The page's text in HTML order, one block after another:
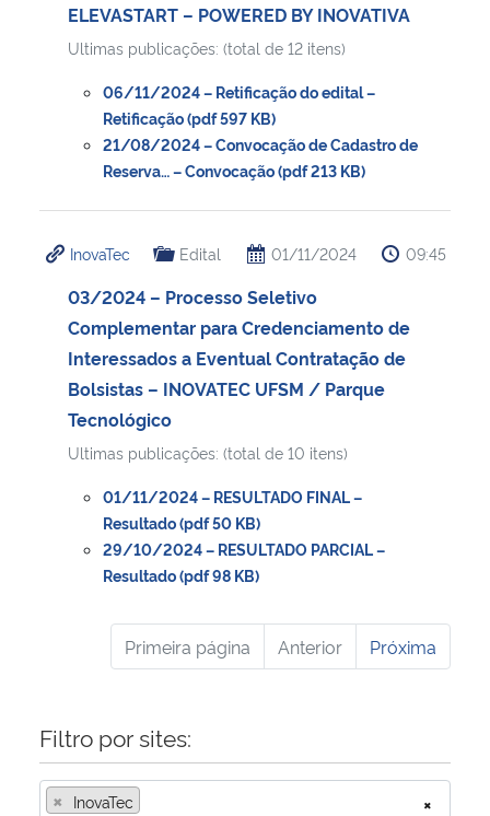
ELEVASTART – POWERED BY INOVATIVA
Ultimas publicações: (total de 12 itens)
06/11/2024 – Retificação do edital –
Retificação (pdf 597 KB)
21/08/2024 – Convocação de Cadastro de
Reserva… – Convocação (pdf 213 KB)
InovaTec Edital 01/11/2024 09:45
03/2024 – Processo Seletivo
Complementar para Credenciamento de
Interessados a Eventual Contratação de
Bolsistas – INOVATEC UFSM / Parque
Tecnológico
Ultimas publicações: (total de 10 itens)
01/11/2024 – RESULTADO FINAL –
Resultado (pdf 50 KB)
29/10/2024 – RESULTADO PARCIAL –
Resultado (pdf 98 KB)
Primeira página Anterior Próxima
Filtro por sites:
×
× InovaTec